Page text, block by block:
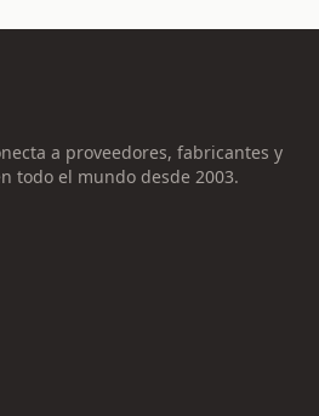
a proveedores, fabricantes y
todo el mundo desde 2003.